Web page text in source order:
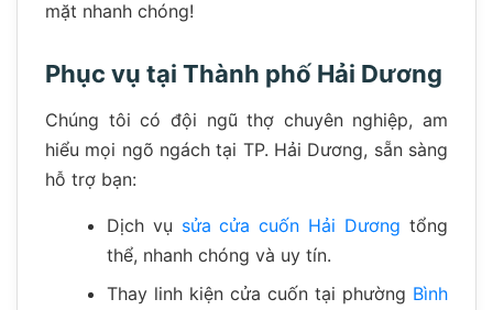
mặt nhanh chóng!
Phục vụ tại Thành phố Hải Dương
Chúng tôi có đội ngũ thợ chuyên nghiệp, am
hiểu mọi ngõ ngách tại TP. Hải Dương, sẵn sàng
hỗ trợ bạn:
Dịch vụ sửa cửa cuốn Hải Dương tổng
thể, nhanh chóng và uy tín.
Thay linh kiện cửa cuốn tại phường Bình